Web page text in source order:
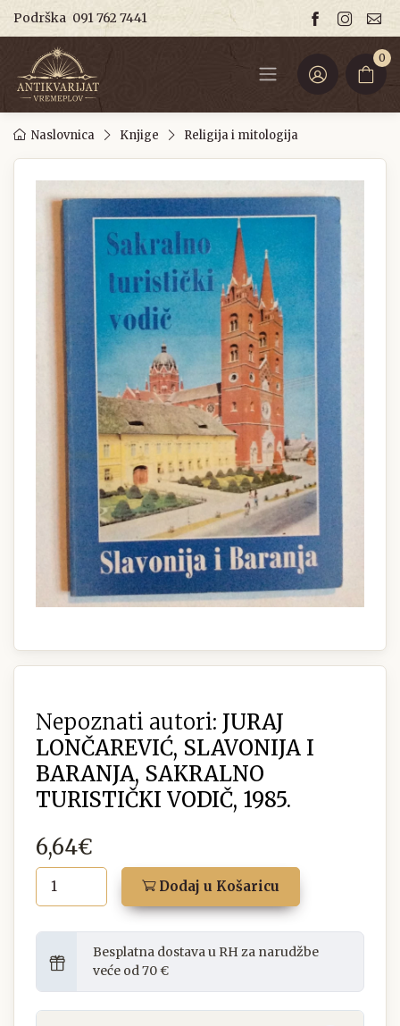
Podrška 091 762 7441
0
Naslovnica Knjige Religija i mitologija
Nepoznati autori: JURAJ
LONČAREVIĆ, SLAVONIJA I
BARANJA, SAKRALNO
TURISTIČKI VODIČ, 1985.
6,64€
Dodaj u Košaricu
Besplatna dostava u RH za narudžbe
veće od 70 €